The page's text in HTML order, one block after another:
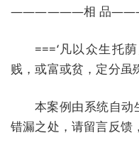
——————相 品
===‘凡以众生托
贱，或富或贫，定分虽
本案例由系统自动
错漏之处，请留言反馈